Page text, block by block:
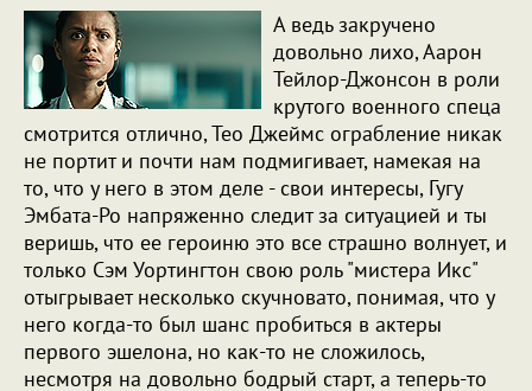
А ведь закручено
довольно лихо, Аарон
Тейлор-Джонсон в роли
крутого военного спеца
смотрится отлично, Тео Джеймс ограбление никак
не портит и почти нам подмигивает, намекая на
то, что у него в этом деле - свои интересы, Гугу
Эмбата-Ро напряженно следит за ситуацией и ты
веришь, что ее героиню это все страшно волнует, и
только Сэм Уортингтон свою роль "мистера Икс"
отыгрывает несколько скучновато, понимая, что у
него когда-то был шанс пробиться в актеры
первого эшелона, но как-то не сложилось,
несмотря на довольно бодрый старт, а теперь-то